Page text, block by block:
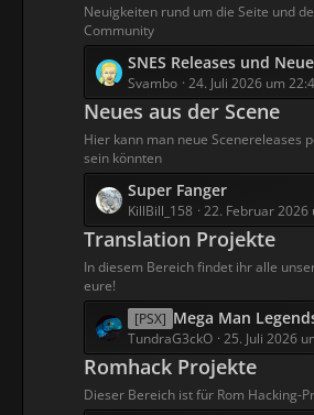
Dom
Poe Wollte jetzt eure
crashen, soooorry
RedScorpion
Poe Hast ne PN!
graschbaten
Dom
Ihr seid mir ja Schlawiner
graschbaten
Neuigkeiten rund um die Seite und
Community
L
e
t
t
e
B
e
i
t
r
ä
g
e
SNES Releases und
Svambo 24. Juli 2026 um
Neues aus der Scene
Hier kann man neue Scenereleases
sein könnten
L
e
t
t
e
B
e
i
t
r
Super Fanger
KillBill_158 22. Februar 2026
Translation Projekte
In diesem Bereich findet ihr alle
eure!
L
e
t
t
[PSX] Mega Man
TundraG3ckO 25. Juli 2026
Romhack Projekte
Dieser Bereich ist für Rom Hacking-